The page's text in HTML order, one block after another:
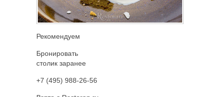
Рекомендуем
Бронировать
столик заранее
+7 (495) 988-26-56